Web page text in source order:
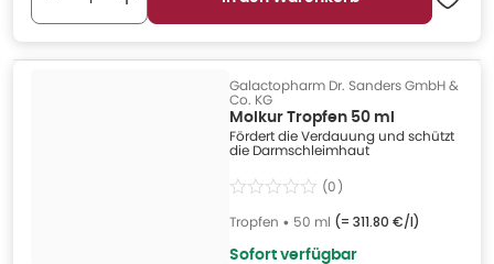
Galactopharm Dr. Sanders GmbH &
Co. KG
Molkur Tropfen 50 ml
Fördert die Verdauung und schützt
die Darmschleimhaut
(0)
Tropfen • 50 ml (= 311.80 €/l)
Sofort verfügbar